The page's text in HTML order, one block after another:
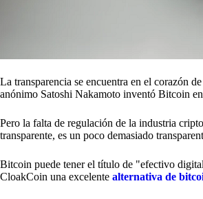
La transparencia se encuentra en el corazón
anónimo Satoshi Nakamoto inventó Bitcoin
Pero la falta de regulación de la industria
transparente, es un poco demasiado
Bitcoin puede tener el título de "efectivo
CloakCoin una excelente alternativa de